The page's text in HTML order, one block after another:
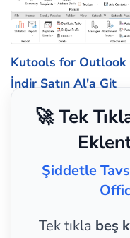
Kutools for Outlook
İndir Satın Al'a Git
🚀 Tek
Şiddetle
Tek tıkla beş